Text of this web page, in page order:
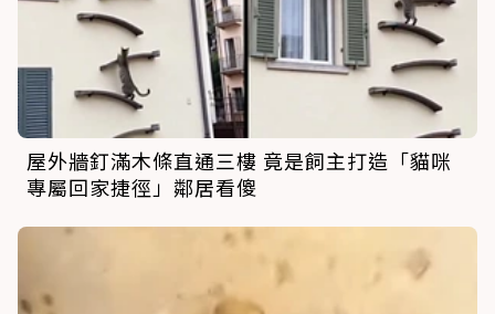
屋外牆釘滿木條直通三樓 竟是飼主打造「貓咪
專屬回家捷徑」鄰居看傻